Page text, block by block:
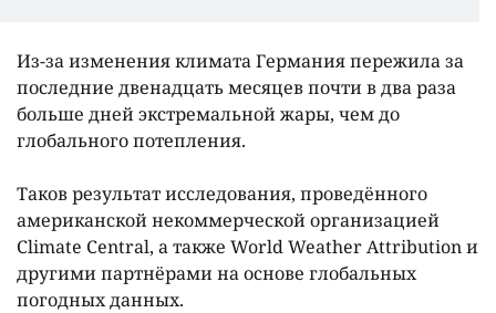
Из-за изменения климата Германия пережила за
последние двенадцать месяцев почти в два раза
больше дней экстремальной жары, чем до
глобального потепления.
Таков результат исследования, проведённого
американской некоммерческой организацией
Climate Central, а также World Weather Attribution и
другими партнёрами на основе глобальных
погодных данных.